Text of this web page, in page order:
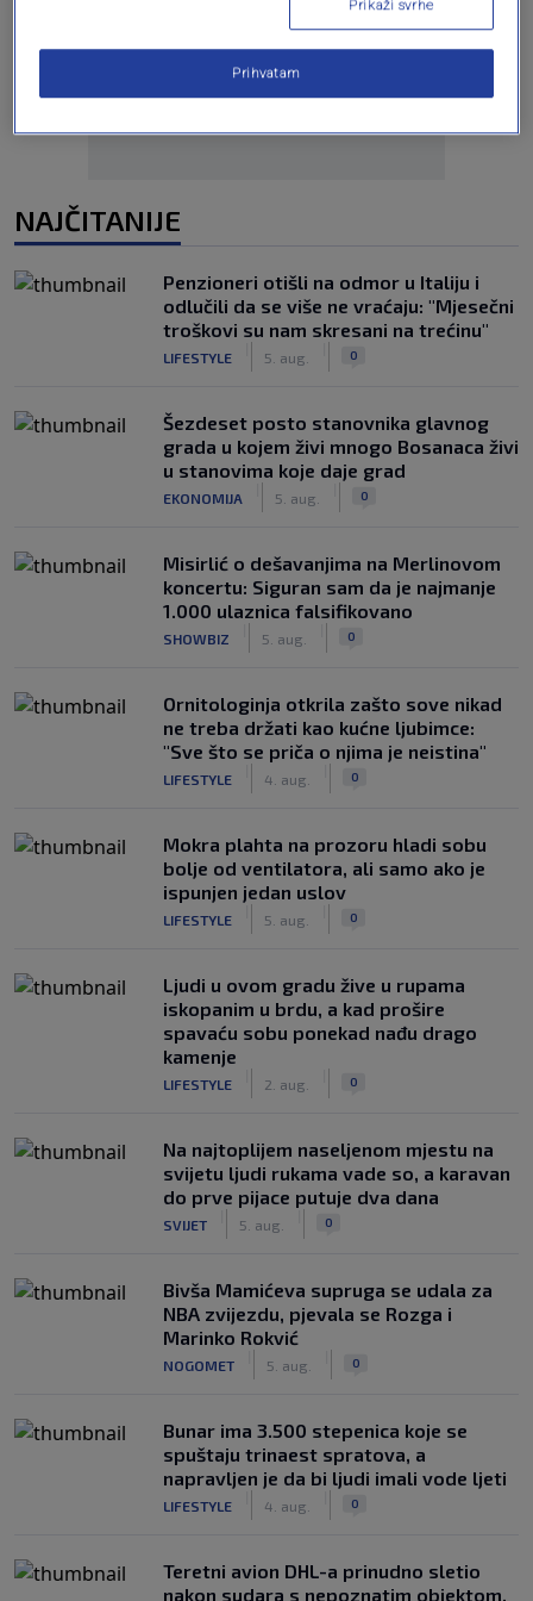
Oglas
NAJČITANIJE
Penzioneri otišli na odmor u Italiju i
odlučili da se više ne vraćaju: "Mjesečni
troškovi su nam skresani na trećinu"
LIFESTYLE 5. aug. 0
Šezdeset posto stanovnika glavnog
grada u kojem živi mnogo Bosanaca živi
u stanovima koje daje grad
EKONOMIJA 5. aug. 0
Misirlić o dešavanjima na Merlinovom
koncertu: Siguran sam da je najmanje
1.000 ulaznica falsifikovano
SHOWBIZ 5. aug. 0
Ornitologinja otkrila zašto sove nikad
ne treba držati kao kućne ljubimce:
"Sve što se priča o njima je neistina"
LIFESTYLE 4. aug. 0
Mokra plahta na prozoru hladi sobu
bolje od ventilatora, ali samo ako je
ispunjen jedan uslov
LIFESTYLE 5. aug. 0
Ljudi u ovom gradu žive u rupama
iskopanim u brdu, a kad prošire
spavaću sobu ponekad nađu drago
kamenje
LIFESTYLE 2. aug. 0
Na najtoplijem naseljenom mjestu na
svijetu ljudi rukama vade so, a karavan
do prve pijace putuje dva dana
SVIJET 5. aug. 0
Bivša Mamićeva supruga se udala za
NBA zvijezdu, pjevala se Rozga i
Marinko Rokvić
NOGOMET 5. aug. 0
Bunar imа 3.500 stepenica koje se
spuštaju trinaest spratova, a
napravljen je da bi ljudi imali vode ljeti
LIFESTYLE 4. aug. 0
Teretni avion DHL-a prinudno sletio
nakon sudara s nepoznatim objektom,
Prikaži svrhe
Prihvatam